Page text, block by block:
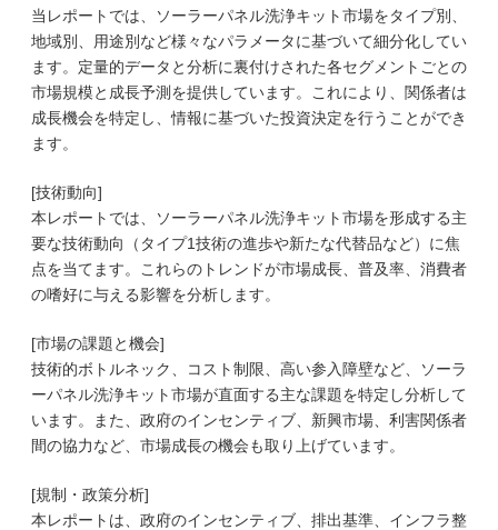
当レポートでは、ソーラーパネル洗浄キット市場をタイプ別、
地域別、用途別など様々なパラメータに基づいて細分化してい
ます。定量的データと分析に裏付けされた各セグメントごとの
市場規模と成長予測を提供しています。これにより、関係者は
成長機会を特定し、情報に基づいた投資決定を行うことができ
ます。
[技術動向]
本レポートでは、ソーラーパネル洗浄キット市場を形成する主
要な技術動向（タイプ1技術の進歩や新たな代替品など）に焦
点を当てます。これらのトレンドが市場成長、普及率、消費者
の嗜好に与える影響を分析します。
[市場の課題と機会]
技術的ボトルネック、コスト制限、高い参入障壁など、ソーラ
ーパネル洗浄キット市場が直面する主な課題を特定し分析して
います。また、政府のインセンティブ、新興市場、利害関係者
間の協力など、市場成長の機会も取り上げています。
[規制・政策分析]
本レポートは、政府のインセンティブ、排出基準、インフラ整